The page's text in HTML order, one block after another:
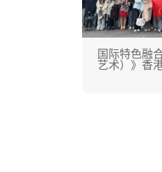
国际特色融
艺术）》香